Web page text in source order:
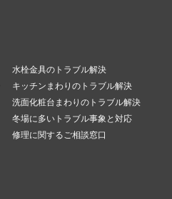
水栓金具のトラブル解決
キッチンまわりのトラブル解決
洗面化粧台まわりのトラブル解決
冬場に多いトラブル事象と対応
修理に関するご相談窓口